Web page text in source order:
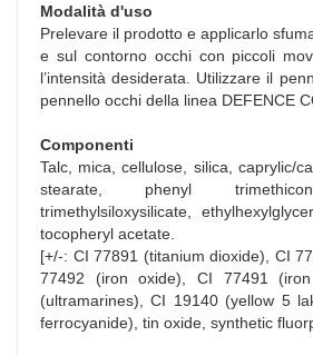
Modalità d'uso
Prelevare il prodotto e applicarlo
e sul contorno occhi con piccoli
l’intensità desiderata. Utilizzare il
pennello occhi della linea DEFENCE
Componenti
Talc, mica, cellulose, silica, caprylic/
stearate, phenyl
trimethylsiloxysilicate,
tocopheryl acetate.
[+/-: CI 77891 (titanium dioxide), CI
77492 (iron oxide), CI 77491
(ultramarines), CI 19140 (yellow 5
ferrocyanide), tin oxide, synthetic